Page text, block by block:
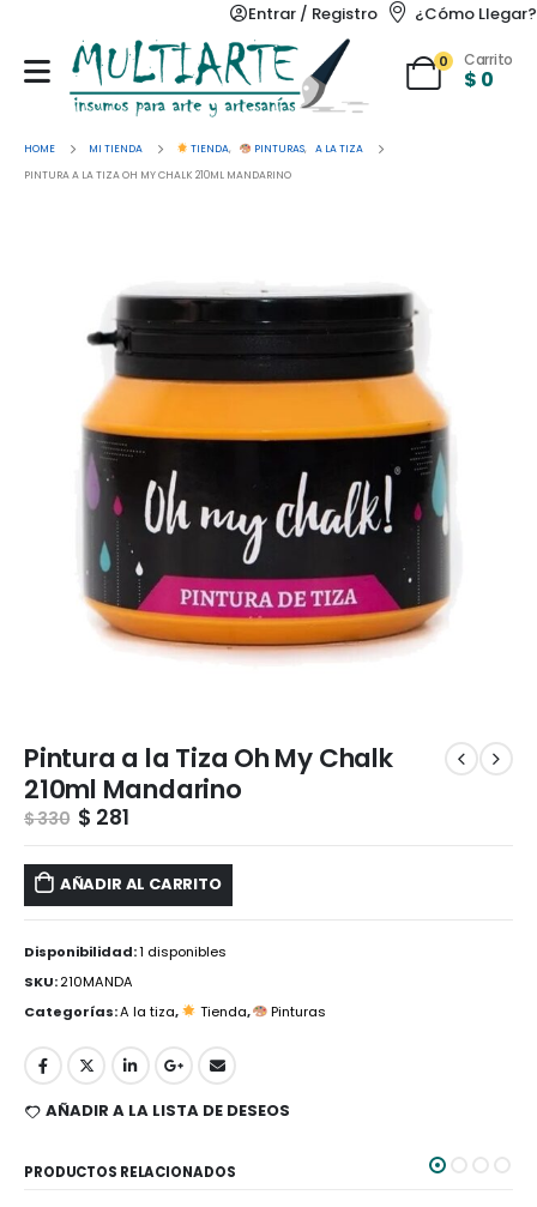
Entrar / Registro ¿Cómo Llegar?
0 Carrito
$ 0
HOME MI TIENDA TIENDA, PINTURAS, A LA TIZA
PINTURA A LA TIZA OH MY CHALK 210ML MANDARINO
Pintura a la Tiza Oh My Chalk
210ml Mandarino
$330 $ 281
AÑADIR AL CARRITO
Disponibilidad:1 disponibles
SKU:210MANDA
Categorías:A la tiza, Tienda, Pinturas
AÑADIR A LA LISTA DE DESEOS
PRODUCTOS RELACIONADOS